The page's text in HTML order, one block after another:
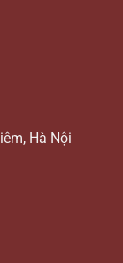
Hà Nội